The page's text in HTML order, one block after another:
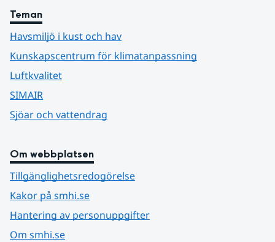
Teman
Havsmiljö i kust och hav
Kunskapscentrum för klimatanpassning
Luftkvalitet
SIMAIR
Sjöar och vattendrag
Om webbplatsen
Tillgänglighetsredogörelse
Kakor på smhi.se
Hantering av personuppgifter
Om smhi.se